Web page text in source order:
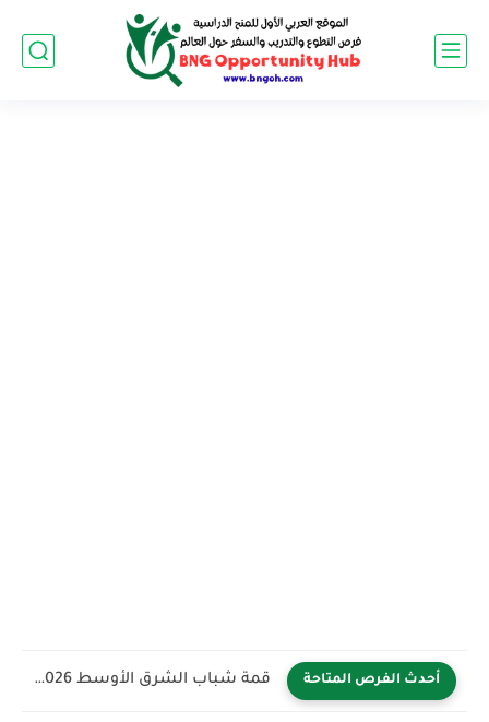
أحدث الفرص المتاحة قمة شباب الشرق الأوسط YBB 2026 في المملكة العربية السعودية...